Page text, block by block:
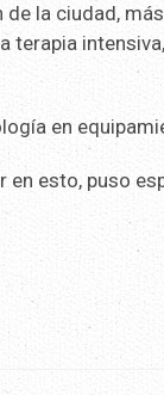
la ciudad,
terapia intensiva,
en
en esto, puso